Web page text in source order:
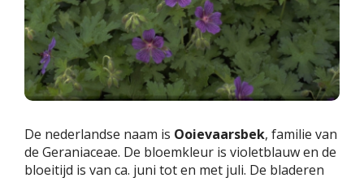
De nederlandse naam is Ooievaarsbek, familie van
de Geraniaceae. De bloemkleur is violetblauw en de
bloeitijd is van ca. juni tot en met juli. De bladeren